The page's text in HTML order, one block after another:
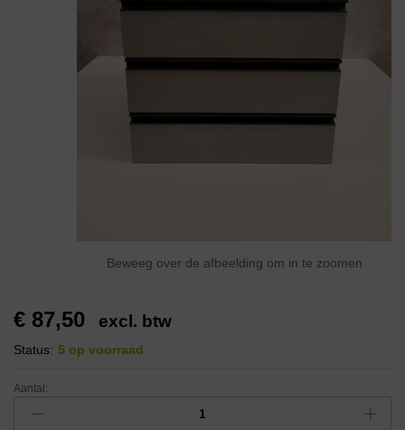
Beweeg over de afbeelding om in te zoomen
€ 87,50 excl. btw
Status: 5 op voorraad
Aantal: